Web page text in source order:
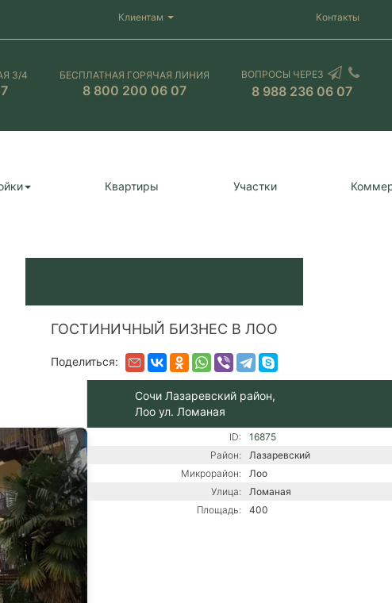
Клиентам Контакты
3/4 БЕСПЛАТНАЯ ГОРЯЧАЯ ЛИНИЯ
8 800 200 06 07
ВОПРОСЫ ЧЕРЕЗ
8 988 236 06 07
Квартиры Участки
ГОСТИНИЧНЫЙ БИЗНЕС В ЛОО
Поделиться:
Сочи Лазаревский район,
Лоо ул. Ломаная
ID:
16875
Район:
Лазаревский
Микрорайон:
Лоо
Улица:
Ломаная
Площадь:
400